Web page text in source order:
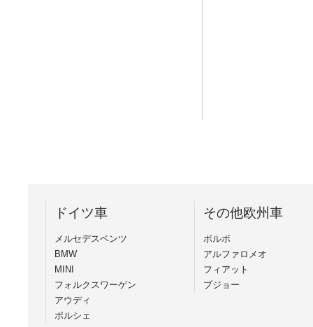
ドイツ車
メルセデスベンツ
BMW
MINI
フォルクスワーゲン
アウディ
ポルシェ
その他欧州車
ボルボ
アルファロメオ
フィアット
プジョー